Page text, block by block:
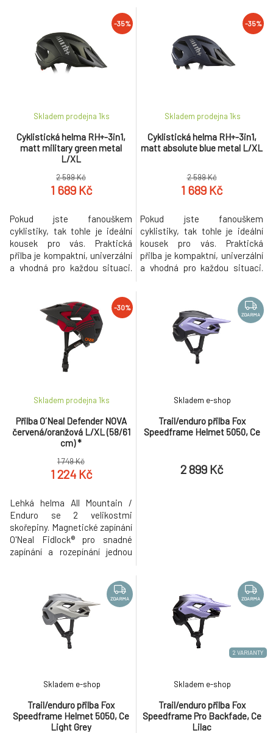
doplněny kanálky v EPS pěně
pro ideální distribuci vzduchu,
nastavitelný kšilt (3 pozice) je
kompatibilní s cyklo brýlemi.
Provzdušněná EPS výplň,
nejen esteticky přitažlivý ale i
dobře prodyšný s Power Fit 2
systémem pro stabilní
uchycení. Přilba obsahuje
antialergickou podšívku pro
-35%
Cyklistická helma RH+-3in1,
matt military green metal
L/XL
Skladem prodejna 1ks
2 599 Kč
1 689 Kč
Pokud jste fanouškem
cyklistiky, tak tohle je ideální
kousek pro vás. Praktická
přilba je kompaktní, univerzální
a vhodná pro každou situaci.
různé štíty v jiných délkách,
aby se dokázala perfektně
přizpůsobit vašemu stylu jízdy.
Má dostatečnou ventilaci
vzduchu pomocí síťky, která
-35%
Cyklistická helma RH+-3in1,
matt absolute blue metal L/XL
Skladem prodejna 1ks
2 599 Kč
1 689 Kč
Pokud jste fanouškem
cyklistiky, tak tohle je ideální
kousek pro vás. Praktická
přilba je kompaktní, univerzální
a vhodná pro každou situaci.
různé štíty v jiných délkách, aby
se dokázala perfektně
přizpůsobit vašemu stylu jízdy.
Má dostatečnou ventilaci
vzduchu pomocí síťky, která
-30%
Přilba O´Neal Defender NOVA
červená/oranžová L/XL (58/61
cm) *
Skladem prodejna 1ks
1 749 Kč
1 224 Kč
Lehká helma All Mountain /
Enduro se 2 velikostmi
skořepiny. Magnetické zapínání
O'Neal Fidlock® pro snadné
zapínání a rozepínání jednou
nového systému zapínání s
mikroposuvem včetně reflexní
samolepky. Snadné nastavení
pásků pro dokonalé individuální
přizpůsobení. Polstrování poh
ZDARMA
Trail/enduro přilba Fox
Speedframe Helmet 5050, Ce
Skladem e-shop
2 899 Kč
ZDARMA
Trail/enduro přilba Fox
Speedframe Helmet 5050, Ce
Light Grey
Skladem e-shop
2 VARIANTY
ZDARMA
Trail/enduro přilba Fox
Speedframe Pro Backfade, Ce
Lilac
Skladem e-shop